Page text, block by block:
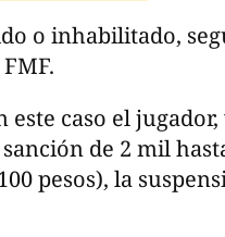
o inhabilitado,
este caso el
de 2 mil
pesos), la